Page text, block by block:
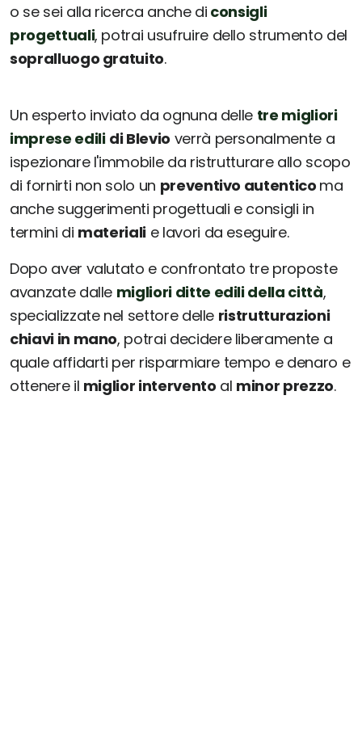
o se sei alla ricerca anche di consigli
progettuali, potrai usufruire dello strumento del
sopralluogo gratuito.
Un esperto inviato da ognuna delle tre migliori
imprese edili di Blevio verrà personalmente a
ispezionare l'immobile da ristrutturare allo scopo
di fornirti non solo un preventivo autentico ma
anche suggerimenti progettuali e consigli in
termini di materiali e lavori da eseguire.
Dopo aver valutato e confrontato tre proposte
avanzate dalle migliori ditte edili della città,
specializzate nel settore delle ristrutturazioni
chiavi in mano, potrai decidere liberamente a
quale affidarti per risparmiare tempo e denaro e
ottenere il miglior intervento al minor prezzo.